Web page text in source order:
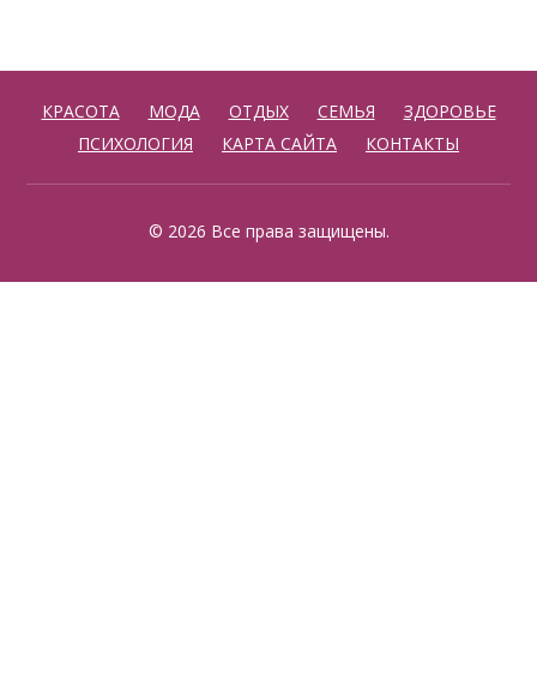
КРАСОТА МОДА ОТДЫХ СЕМЬЯ
ЗДОРОВЬЕ
ПСИХОЛОГИЯ
КАРТА САЙТА КОНТАКТЫ
© 2026 Все права защищены.